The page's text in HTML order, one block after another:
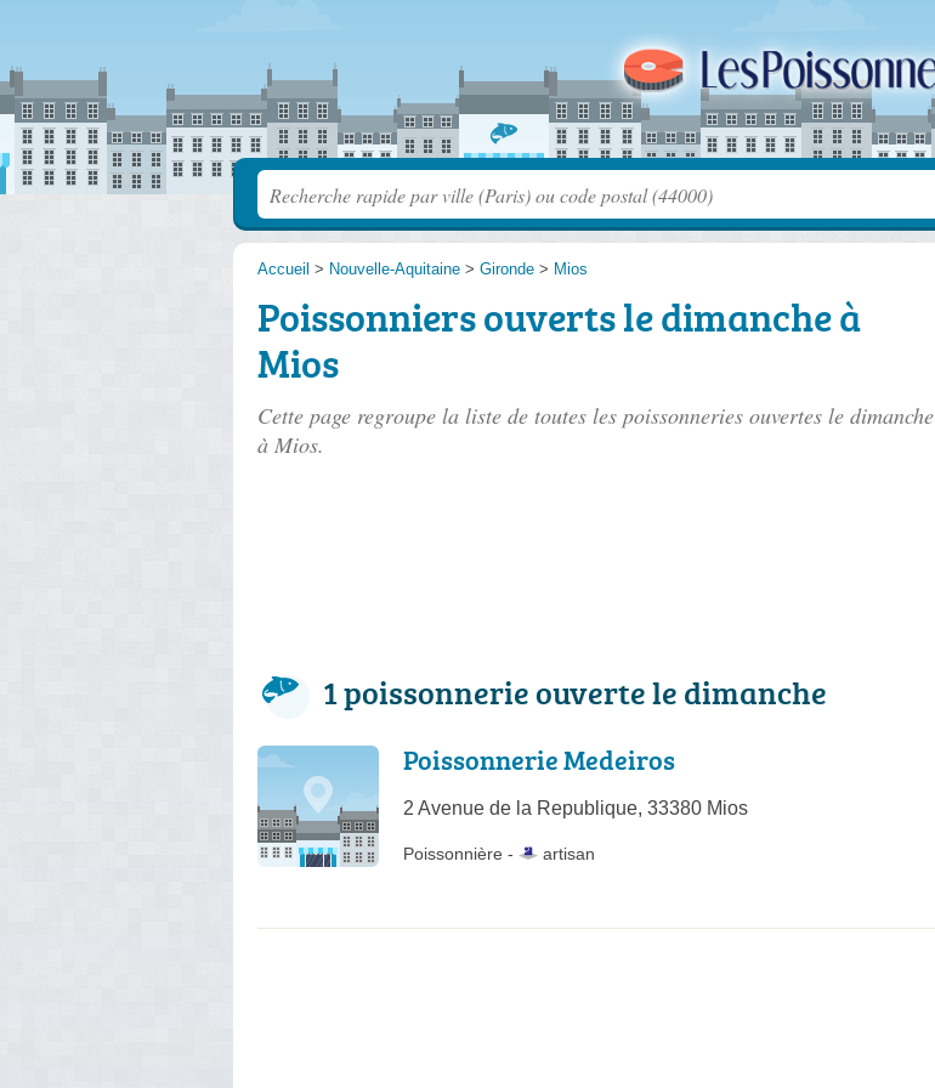
Accueil > Nouvelle-Aquitaine > Gironde > Mios
Poissonniers ouverts le dimanche à
Mios
Cette page regroupe la liste de toutes les poissonneries ouvertes le dimanche
à Mios.
1 poissonnerie ouverte le dimanche
Poissonnerie Medeiros
2 Avenue de la Republique, 33380 Mios
Poissonnière - artisan